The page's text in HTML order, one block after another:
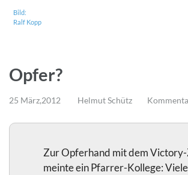
Bild:
Ralf Kopp
Opfer?
25 März,2012 Helmut Schütz
Zur Opferhand mit dem
meinte ein Pfarrer-Kollege: